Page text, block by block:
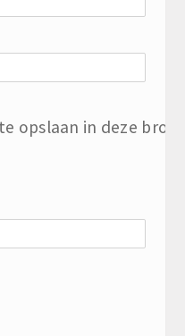
opslaan in deze